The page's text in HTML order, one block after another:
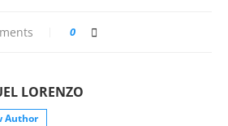
0
LORENZO
Author